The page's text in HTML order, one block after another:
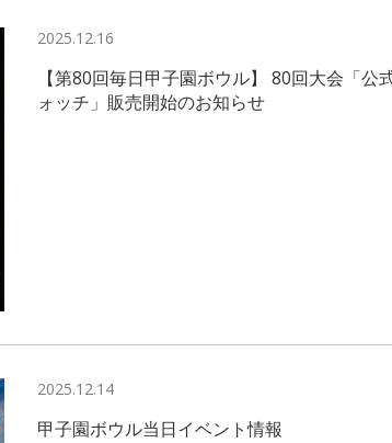
2025.12.16
【第80回毎日甲子園ボウル】 80回大会「
ォッチ」販売開始のお知らせ
2025.12.14
甲子園ボウル当日イベント情報